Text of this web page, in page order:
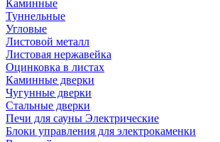
Каминные
Туннельные
Угловые
Листовой металл
Листовая нержавейка
Оцинковка в листах
Каминные дверки
Чугунные дверки
Стальные дверки
Печи для сауны Электрические
Блоки управления для электрокаменки